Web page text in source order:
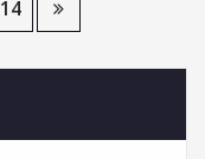
14